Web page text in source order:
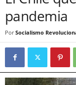
pandemia
Por Socialismo